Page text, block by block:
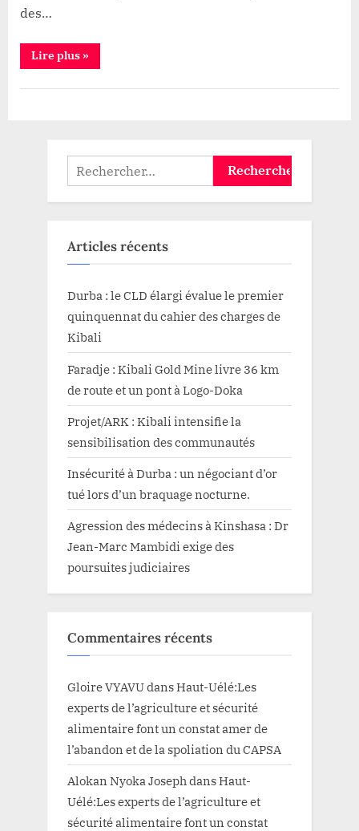
des…
Lire plus“Goma:
Le
Serge
de
la
construction
d’un
«
quartier
Katoyi”
»
Rechercher :
Articles récents
Durba : le CLD élargi évalue le premier
quinquennat du cahier des charges de
Kibali
Faradje : Kibali Gold Mine livre 36 km
de route et un pont à Logo-Doka
Projet/ARK : Kibali intensifie la
sensibilisation des communautés
Insécurité à Durba : un négociant d’or
tué lors d’un braquage nocturne.
Agression des médecins à Kinshasa : Dr
Jean-Marc Mambidi exige des
poursuites judiciaires
Commentaires récents
Gloire VYAVUdansHaut-Uélé:Les
experts de l’agriculture et sécurité
alimentaire font un constat amer de
l’abandon et de la spoliation du CAPSA
Alokan Nyoka JosephdansHaut-
Uélé:Les experts de l’agriculture et
sécurité alimentaire font un constat